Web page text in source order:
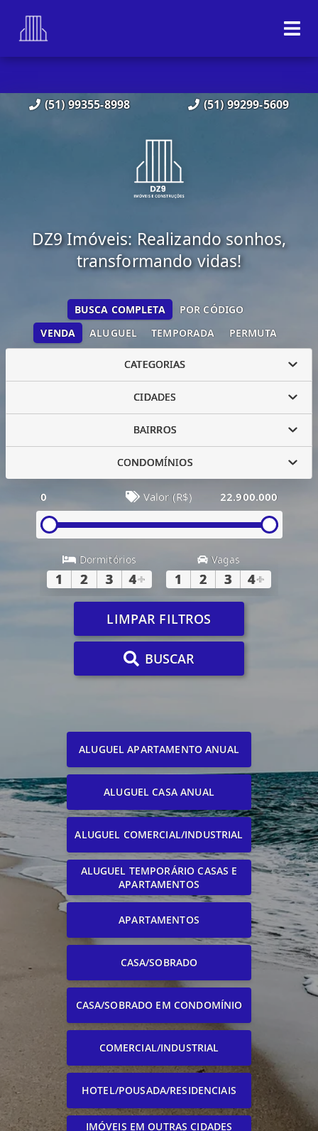
(51) 99355-8998 (51) 99299-5609
DZ9 Imóveis: Realizando sonhos,
transformando vidas!
VENDA ALUGUEL TEMPORADA PERMUTA
BUSCA COMPLETA POR CÓDIGO
CATEGORIAS
CIDADES
BAIRROS
CONDOMÍNIOS
0 Valor (R$) 22.900.000
Dormitórios
1 2 3 4+
Vagas
1 2 3 4+
LIMPAR FILTROS
BUSCAR
ALUGUEL APARTAMENTO ANUAL
ALUGUEL CASA ANUAL
ALUGUEL COMERCIAL/INDUSTRIAL
ALUGUEL TEMPORÁRIO CASAS E
APARTAMENTOS
APARTAMENTOS
CASA/SOBRADO
CASA/SOBRADO EM CONDOMÍNIO
COMERCIAL/INDUSTRIAL
HOTEL/POUSADA/RESIDENCIAIS
IMÓVEIS EM OUTRAS CIDADES